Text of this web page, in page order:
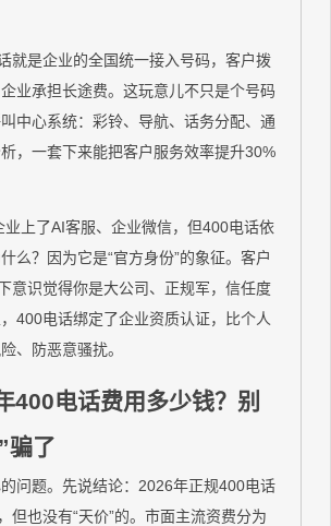
就是企业的全国统一接入号码，客户拨
业承担长途费。这玩意儿不只是个号码
中心系统：彩铃、导航、话务分配、通
，一套下来能把客户服务效率提升30%
业上了AI客服、企业微信，但400电话依
么？因为它是“官方身份”的象征。客户
意识觉得你是大公司、正规军，信任度
400电话绑定了企业资质认证，比个人
、防恶意骚扰。
400电话费用多少钱？别
骗了
问题。先说结论：2026年正规400电话
但也没有“天价”的。市面主流资费分为